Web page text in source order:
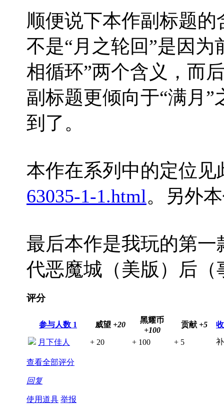
顺便说下本作副标题的
不是“月之轮回”是因为
相循环”两个含义，而
副标题更倾向于“满月
到了。
本作在系列中的定位见
63035-1-1.html。另外
最后本作是我玩的第
代恶魔城（美版）后
评分
参与人数 1 威望 +20
黑耀币
+100
贡献 +5
月下佳人 + 20 + 100 + 5
查看全部评分
回复
使用道具 举报